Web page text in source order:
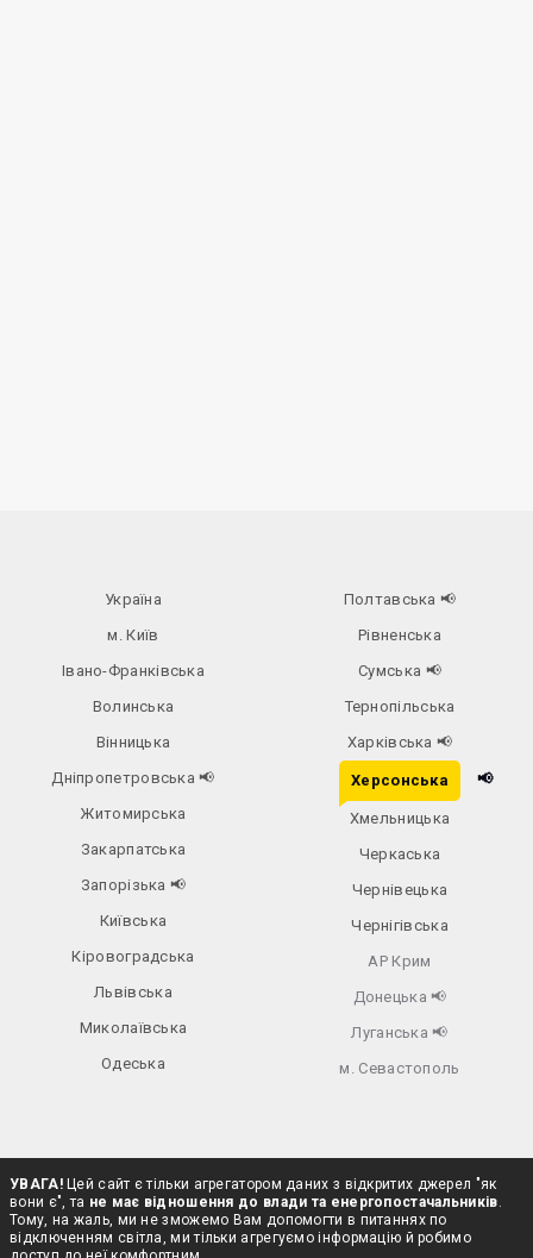
Україна
м. Київ
Івано-Франківська
Волинська
Вінницька
Дніпропетровська📢
Житомирська
Закарпатська
Запорізька 📢
Київська
Кіровоградська
Львівська
Миколаївська
Одеська
Полтавська 📢
Рівненська
Сумська 📢
Тернопільська
Харківська 📢
Херсонська 📢
Хмельницька
Черкаська
Чернівецька
Чернігівська
АР Крим
Донецька 📢
Луганська 📢
м. Севастополь
УВАГА!Цей сайт є тільки агрегатором даних з відкритих джерел "як
вони є", та не має відношення до влади та енергопостачальників.
Тому, на жаль, ми не зможемо Вам допомогти в питаннях по
відключенням світла, ми тільки агрегуємо інформацію й робимо